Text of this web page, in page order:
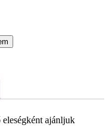
eleségként ajánljuk